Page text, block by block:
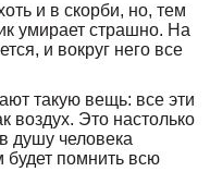
и в скорби, но, тем
умирает страшно. На
и вокруг него все
такую вещь: все эти
воздух. Это настолько
душу человека
будет помнить всю